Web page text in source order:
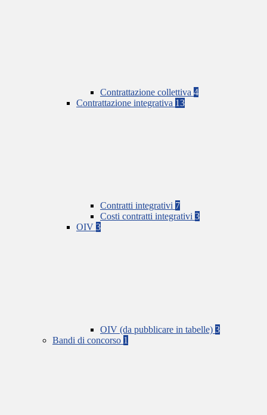
Contrattazione collettiva 4
Contrattazione integrativa 13
Contratti integrativi 7
Costi contratti integrativi 3
OIV 3
OIV (da pubblicare in tabelle) 3
Bandi di concorso 1